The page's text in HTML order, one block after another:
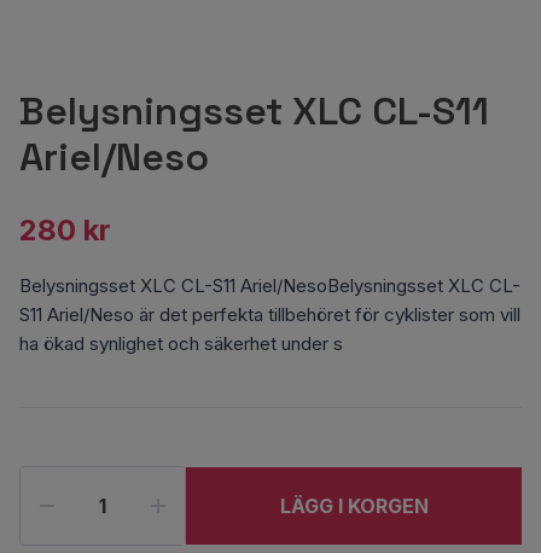
Belysningsset XLC CL-S11
Ariel/Neso
280 kr
Belysningsset XLC CL-S11 Ariel/NesoBelysningsset XLC CL-
S11 Ariel/Neso är det perfekta tillbehöret för cyklister som vill
ha ökad synlighet och säkerhet under s
LÄGG I KORGEN